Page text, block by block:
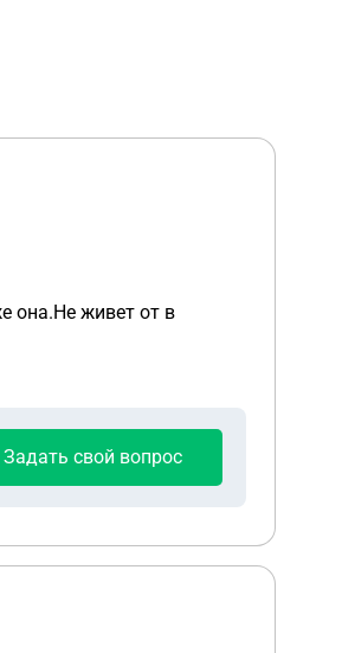
она.Не живет от в
Задать свой вопрос